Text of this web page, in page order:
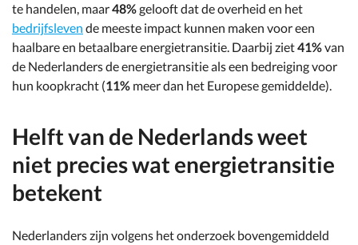
te handelen, maar48%gelooft dat de overheid en het
bedrijfsleven de meeste impact kunnen maken voor een
haalbare en betaalbare energietransitie. Daarbij ziet41%van
de Nederlanders de energietransitie als een bedreiging voor
hun koopkracht (11% meer dan het Europese gemiddelde).
Helft van de Nederlands weet
niet precies wat energietransitie
betekent
Nederlanders zijn volgens het onderzoek bovengemiddeld